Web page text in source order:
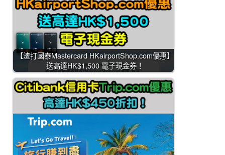
【渣打國泰Mastercard HKairportShop.com優惠】
送高達HK$1,500 電子現金券！